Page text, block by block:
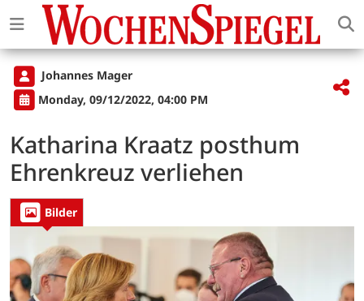
Johannes Mager
Monday, 09/12/2022, 04:00 PM
Katharina Kraatz posthum
Ehrenkreuz verliehen
Bilder